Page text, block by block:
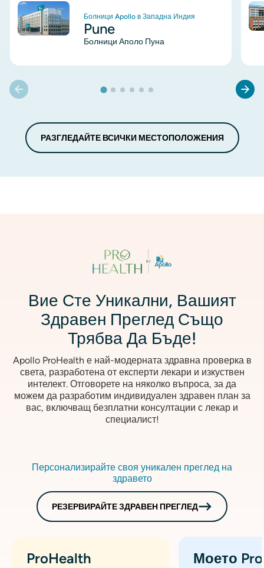
Изображение
Болници Apollo в Западна Индия
Pune
Болници Аполо Пуна
РАЗГЛЕДАЙТЕ ВСИЧКИ МЕСТОПОЛОЖЕНИЯ
Вие Сте Уникални, Вашият
Здравен Преглед Също
Трябва Да Бъде!
Apollo ProHealth е най-модерната здравна проверка в
света, разработена от експерти лекари и изкуствен
интелект. Отговорете на няколко въпроса, за да
можем да разработим индивидуален здравен план за
вас, включващ безплатни консултации с лекар и
специалист!
Персонализирайте своя уникален преглед на
здравето
РЕЗЕРВИРАЙТЕ ЗДРАВЕН ПРЕГЛЕД
ProHealth Моето